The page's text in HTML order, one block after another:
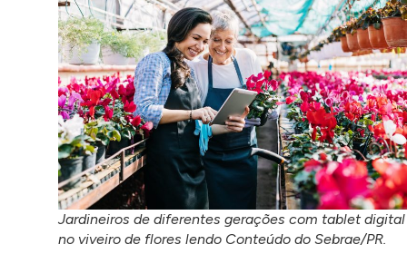
Jardineiros de diferentes gerações com tablet digital
no viveiro de flores lendo Conteúdo do Sebrae/PR.